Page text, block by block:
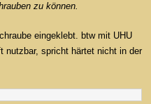
zu können.
eingeklebt. btw mit UHU
nutzbar, spricht härtet nicht in der